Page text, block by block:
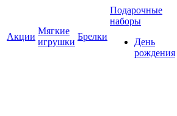
Акции
Мягкие
игрушки
Брелки
Подарочные
наборы
День
рождения